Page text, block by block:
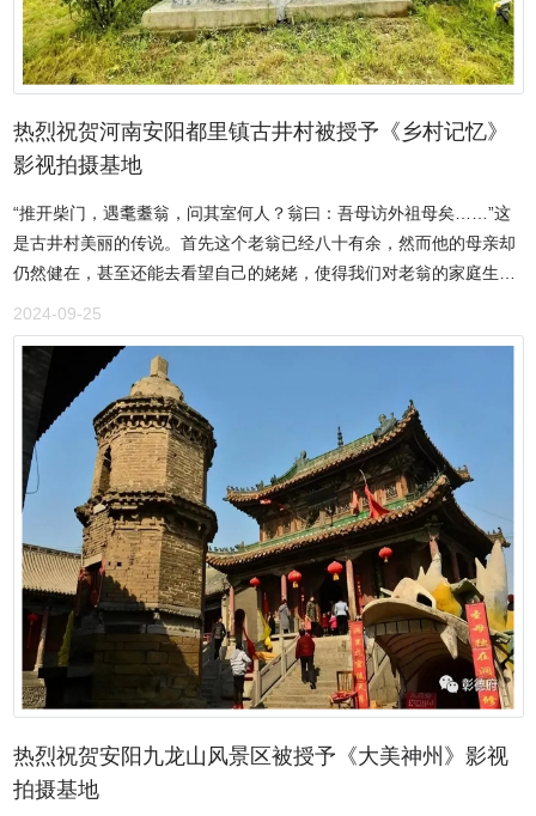
务驿站、103个友好场景遍布全域，构建起覆盖全域的“5分钟服务
圈”。本次“新春长桌宴・团圆庆华年”活动，正是汉阳区邀新就业群
体“回家”过年的暖心之举。 同时，汉阳区创新培育“递力量”志愿服
务品牌，系统打造“知音义警”“小哥助药”“古城有礼”“知音创客”“街头有
爱”5大志愿服务项目，引导新就业群体从城市的“服务者”转变为治理
的“参与者”，在守护“家”的过程中，实现自我价值与城市发展的同频共
伍中。 “今天我们慰问的，正是这群可爱可敬的‘伙伴’。”汉阳区委
社会工作部相关负责人表示，“他们既是城市便利生活的守护者，也逐
渐成为社区共建共治的‘新邻居’。这顿团年饭，吃的不仅是年味，更是
对一种新形态社区关系的肯定与展望。” 活动尾声，工作人员为每
位“小哥”送上了装有春联、福字、保暖手套及干粮的“暖冬礼包”。热气
腾腾的团圆饭，笑语盈盈的相聚场景，让这座城市的“奔跑者”们在寒
冬里倍感温暖。（陈周璇）
热烈祝贺河南安阳都里镇古井村被授予《乡村记忆》
影视拍摄基地
“推开柴门，遇耄耋翁，问其室何人？翁曰：吾母访外祖母矣……”这
是古井村美丽的传说。首先这个老翁已经八十有余，然而他的母亲却
仍然健在，甚至还能去看望自己的姥姥，使得我们对老翁的家庭生活
村名因雍正皇帝赐名而来，村内古井、古树、古院落、古庙等独特的
历史古迹交相辉映。古井村还有一个特殊的名称——长寿村。古井村
是中原地区有名的长寿村，而古井村的长寿秘密，就在于村口的古
井。经检测，古井水中富含微量元素锶，是天然的饮用矿泉水。
2019年，古井村投资70余万元，新建了一座占地15亩的古井村小游
园，建成后，该园成为了附近村庄的“网红小游园”。2020年，该村又
争取上级资金和自筹资金100多万元，对村庄主干道进行提升，道路
两侧进行绿化亮化，对“张家大院”古院落进行修缮保护，通过古井村
特有的地理和文化特点，绘制出了雍正出游古井图，新建了古井村水
系建设，打造“古井”鹅卵石小广场，铺设柏油马路，对村委会进行阵
地建设等，极大的提高了古井村的村容村貌。来这里游玩的人都夸
赞，古井村既保留了传统村落的形态，又呈现出乡村振兴路上一片欣
欣向荣的景象。 古井村根据自身以丘陵、岗地为主的地貌特征，大力
发展集休闲、观光、采摘为一体的特色种植业，推广种植了大红袍花
椒、金丝皇菊以及各色瓜果。在种养产业上，古井村已形成规模化。
依托有利的特色产业，古井村多次举办旅游文化节、采摘节，吸引了
2024-09-25
热烈祝贺安阳九龙山风景区被授予《大美神州》影视
拍摄基地